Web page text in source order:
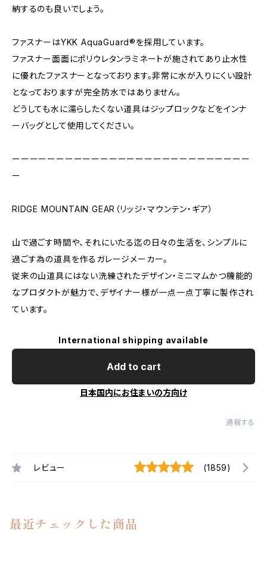
納するのも良いでしょう。
ファスナーはYKK AquaGuard®を採用しています。
ファスナー面面にポリウレタンラミネートが施されてあり止水性
に優れたファスナーとなっております。非常に水が入りにくい設計
となっておりますが完全防水ではありません。
どうしても水に濡らしたくない道具はジップロックなどをインナ
ーバッグとして使用してください。
ーーーーーーーーーーーーーーーーーーーーーーーーーーー
ー
RIDGE MOUNTAIN GEAR（リッジ・マウンテン・ギア）
山で過ごす時間や、それにいたる迄の日々の生活を、シンプルに
過ごす為の道具を作るガレージメーカー。
従来の山道具にはない洗練されたデザイン・ミニマムかつ機能的
なプロダクトが魅力で、デザイナー様が一点一点丁寧に製作され
ています。
International shipping available
Add to cart
日本国内にお住まいの方向け
通報する
レビュー (1859)
最近チェックした商品